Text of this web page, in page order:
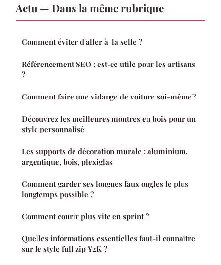
Actu — Dans la même rubrique
Comment éviter d'aller à la selle ?
Référencement SEO : est-ce utile pour les artisans
?
Comment faire une vidange de voiture soi-même ?
Découvrez les meilleures montres en bois pour un
style personnalisé
Les supports de décoration murale : aluminium,
argentique, bois, plexiglas
Comment garder ses longues faux ongles le plus
longtemps possible ?
Comment courir plus vite en sprint ?
Quelles informations essentielles faut-il connaître
sur le style full zip Y2K ?